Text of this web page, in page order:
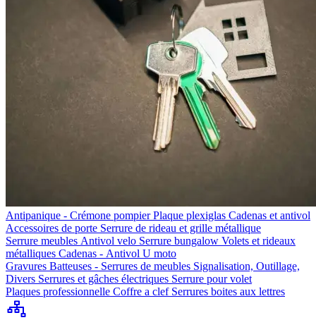
Antipanique - Crémone pompierPlaque plexiglas Cadenas et antivol
Accessoires de porte Serrure de rideau et grille métallique
Serrure meubles Antivol velo Serrure bungalow Volets et rideaux
métalliques Cadenas - Antivol U moto
Gravures Batteuses - Serrures de meubles Signalisation, Outillage,
Divers Serrures et gâches électriques Serrure pour volet
Plaques professionnelle Coffre a clef Serrures boites aux lettres